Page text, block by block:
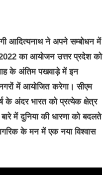
आदित्यनाथ ने अपने सम्बोधन में
2022 का आयोजन उत्तर प्रदेश को
के अंतिम पखवाड़े में इन
में आयोजित करेगा। सीएम
के अंदर भारत को प्रत्येक क्षेत्र
में दुनिया की धारणा को बदलते
के मन में एक नया विश्वास